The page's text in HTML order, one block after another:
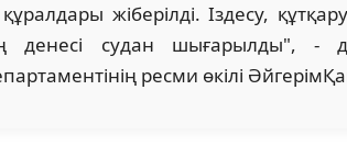
жіберілді. Іздесу,
денесі судан шығарылды", -
ресми өкілі